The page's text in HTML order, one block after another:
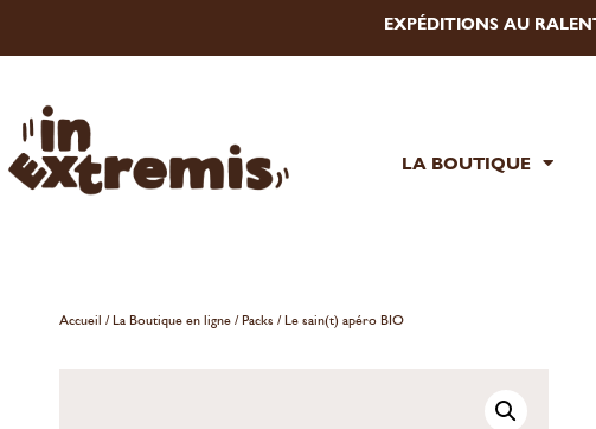
EXPÉDITIONS AU
LA BOUTIQUE
Accueil /La Boutique en ligne/Packs / Le sain(t) apéro BIO